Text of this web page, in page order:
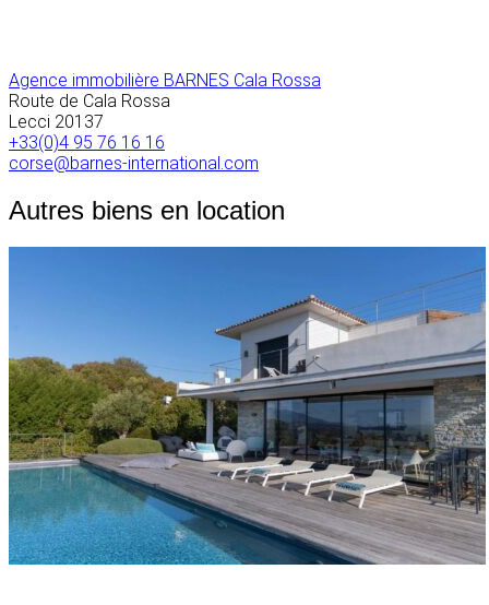
Agence immobilière BARNES Cala Rossa
Route de Cala Rossa
Lecci 20137
+33(0)4 95 76 16 16
corse@barnes-international.com
Autres biens en location